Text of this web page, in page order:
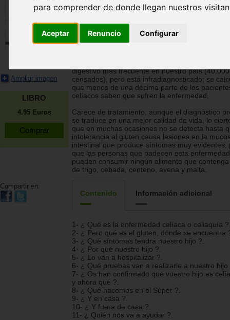
para comprender de donde llegan nuestros
Aceptar Renuncio Configurar
Ampliar imagen
LIBRO
4.95 Euros
Compartir en:
La celiaquía o intolerancia al gluten, es una
enfermedad intestinal crónica y relativamente
debida a la mala absorción de alimentos con
digestivo más frecuente en nuestro país
censados), pero está infradiagnosticado; se
que menos de una décima parte de los
celíacos saben que sufren la enfermedad.
Carece de tratamiento, aunque el diagnóstico
se traduce en una mejor calidad de vida, lo
que en muchas ocasiones no se detecta hasta
intolerancia al gluten causa lesiones en la
intestinal que produce síntomas muy evidentes,
que las personas que padecen esta
pueden consumir ningún alimento que
de trigo, cebada, centeno, avena y malta.
Contenido Información adicional
1- ¿ Qué es la enfermedad celíaca o celiaquía
2- ¿ Pero qué es el gluten, dónde se encuentra
3- ¿ Qué síntomas tendrá nuestro hijo ?.
4- ¿ Por qué nuestro hijo ?.
5- ¿ Lo van a hospitalizar ?.
6- ¿ Qué pruebas van a realizarle a nuestro hijo
7- ¿ Os han confirmado que vuestro hijo es
y ahora qué ?.
8- ¿ Qué hacemos en el Súper ?.
9- ¿ Y en casa ?.
10- ¿ Y fuera de casa ?.
11- ¿ Quién nos va a ayudar ?.